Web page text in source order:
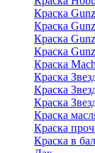
Краска
Краска
Краска
Краска
Краска
Краска
Краска
Краска
Краска
Краска
Краска в